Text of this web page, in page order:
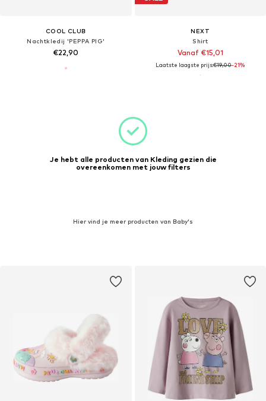
COOL CLUB
Nachtkledij 'PEPPA PIG'
€22,90
NEXT
Shirt
Vanaf €15,01
Laatste laagste prijs:€19,00-21%
Je hebt alle producten van Kleding gezien die
overeenkomen met jouw filters
Hier vind je meer producten van Baby's